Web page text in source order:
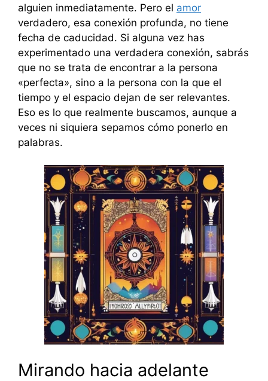
alguien inmediatamente. Pero el amor
verdadero, esa conexión profunda, no tiene
fecha de caducidad. Si alguna vez has
experimentado una verdadera conexión, sabrás
que no se trata de encontrar a la persona
«perfecta», sino a la persona con la que el
tiempo y el espacio dejan de ser relevantes.
Eso es lo que realmente buscamos, aunque a
veces ni siquiera sepamos cómo ponerlo en
palabras.
Mirando hacia adelante